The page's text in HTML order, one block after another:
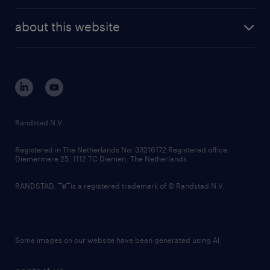
randstad digital
corporate governance
randstad innovation fund
country websites
about this website
Randstad N.V.
Registered in The Netherlands No: 33216172 Registered office:
Diemermere 25, 1112 TC Diemen, The Netherlands.
RANDSTAD, is a registered trademark of © Randstad N.V.
Some images on our website have been generated using AI.